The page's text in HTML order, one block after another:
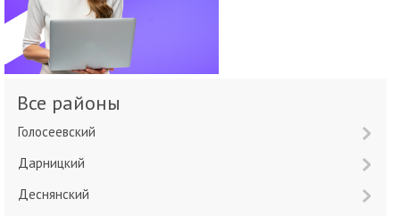
Все районы
Голосеевский
Дарницкий
Деснянский